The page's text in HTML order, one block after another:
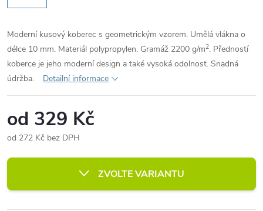
Moderní kusový koberec s geometrickým vzorem. Umělá vlákna o
délce 10 mm. Materiál polypropylen. Gramáž 2200 g/m2. Předností
koberce je jeho moderní design a také vysoká odolnost. Snadná
údržba.
Detailní informace
od 329 Kč
od 272 Kč bez DPH
cena:
ZVOLTE VARIANTU